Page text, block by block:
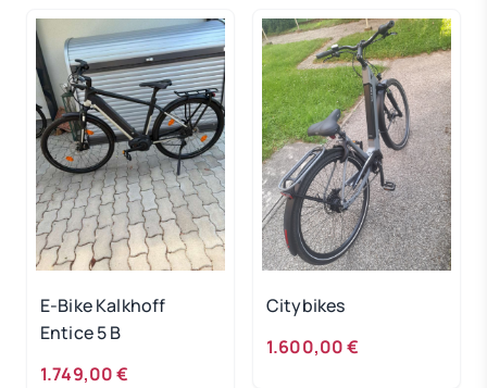
E-Bike Kalkhoff
Entice 5 B
1.749,00 €
Citybikes
1.600,00 €